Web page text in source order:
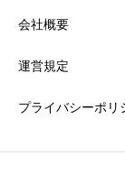
会社概要
運営規定
プライバシーポリ